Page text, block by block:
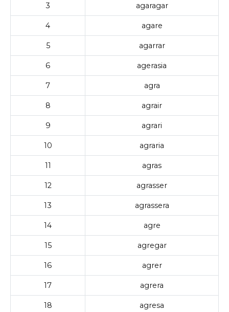
3 agaragar
4 agare
5 agarrar
6 agerasia
7 agra
8 agrair
9 agrari
10 agraria
11 agras
12 agrasser
13 agrassera
14 agre
15 agregar
16 agrer
17 agrera
18 agresa